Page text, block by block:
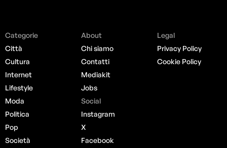
Categorie
Città
Cultura
Internet
Lifestyle
Moda
Politica
Pop
Società
About
Chi siamo
Contatti
Mediakit
Jobs
Social
Instagram
X
Facebook
Legal
Privacy Policy
Cookie Policy